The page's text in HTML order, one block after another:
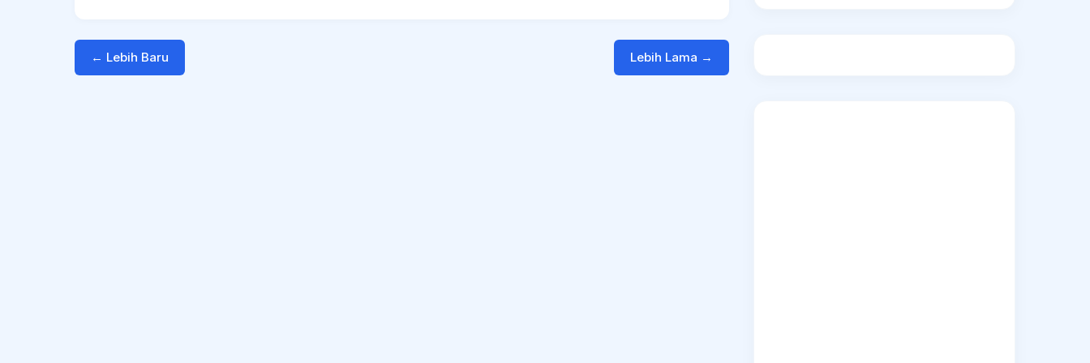
← Lebih Baru Lebih Lama →